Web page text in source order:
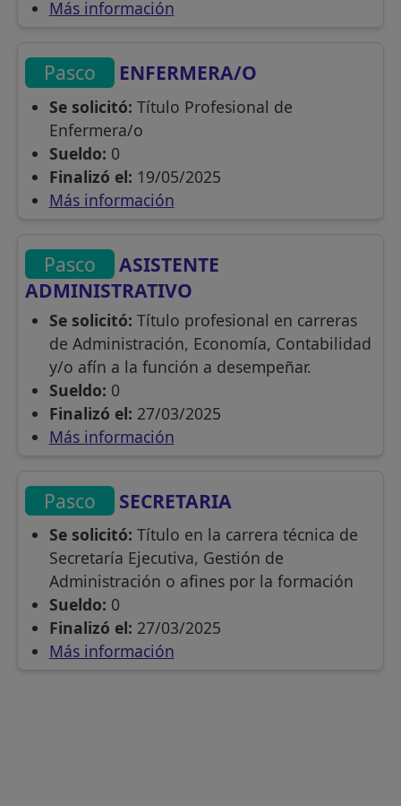
Más información
Pasco ENFERMERA/O
Se solicitó: Título Profesional de
Enfermera/o
Sueldo: 0
Finalizó el: 19/05/2025
Más información
Pasco
ASISTENTE
ADMINISTRATIVO
Se solicitó: Título profesional en carreras
de Administración, Economía, Contabilidad
y/o afín a la función a desempeñar.
Sueldo: 0
Finalizó el: 27/03/2025
Más información
Pasco SECRETARIA
Se solicitó: Título en la carrera técnica de
Secretaría Ejecutiva, Gestión de
Administración o afines por la formación
Sueldo: 0
Finalizó el: 27/03/2025
Más información